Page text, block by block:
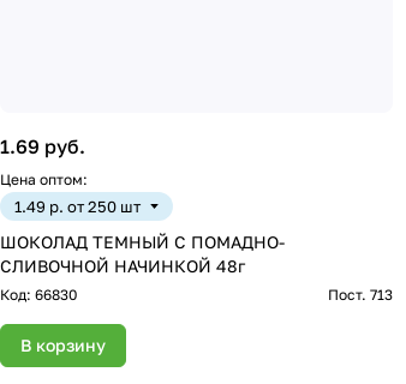
1.69 руб.
Цена оптом:
1.49 р. от 250 шт
ШОКОЛАД ТЕМНЫЙ С ПОМАДНО-
СЛИВОЧНОЙ НАЧИНКОЙ 48г
Код: 66830 Пост. 713
В корзину